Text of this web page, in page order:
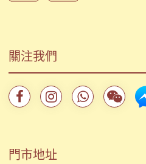
關注我們
門市地址